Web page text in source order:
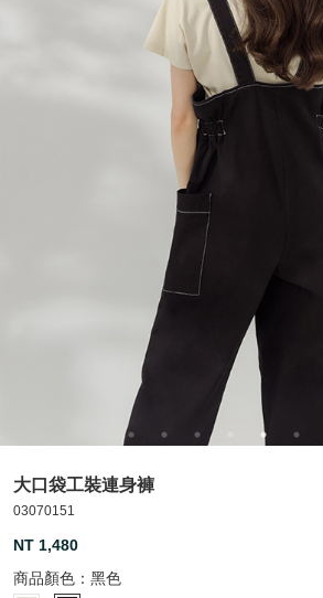
大口袋工裝連身褲
03070151
NT 1,480
商品顏色： 黑色